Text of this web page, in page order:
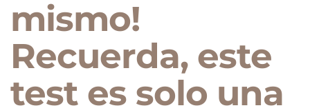
mismo!
Recuerda, este
test es solo una